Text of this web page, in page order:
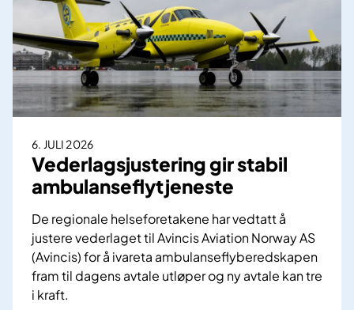
6. JULI 2026
Vederlagsjustering gir stabil
ambulanseflytjeneste
De regionale helseforetakene har vedtatt å
justere vederlaget til Avincis Aviation Norway AS
(Avincis) for å ivareta ambulanseflyberedskapen
fram til dagens avtale utløper og ny avtale kan tre
i kraft.